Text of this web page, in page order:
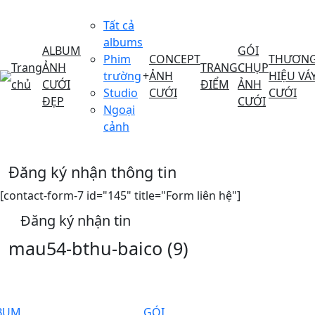
Trang
chủ
ALBUM
ẢNH
CƯỚI
ĐẸP
Tất cả
albums
Phim
trường
Studio
Ngoại
cảnh
+
CONCEPT
ẢNH
CƯỚI
TRANG
ĐIỂM
GÓI
CHỤP
ẢNH
CƯỚI
HIỆU
CƯỚI
Đăng ký nhận thông tin
[contact-form-7 id="145" title="Form liên hệ"]
Đăng ký nhận tin
mau54-bthu-baico (9)